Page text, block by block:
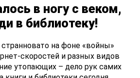
в ногу с веком,
в библиотеку!
на фоне «войны»
скоростей и разных видов
утопающих – дело рук самих